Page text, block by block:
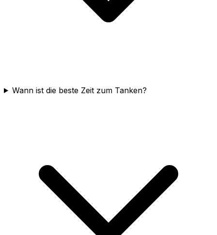
Wann ist die beste Zeit zum Tanken?